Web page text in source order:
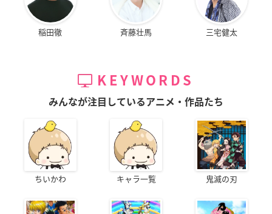
稲田徹 斉藤壮馬 三宅健太
KEYWORDS
みんなが注目しているアニメ・作品たち
ちいかわ キャラ一覧 鬼滅の刃